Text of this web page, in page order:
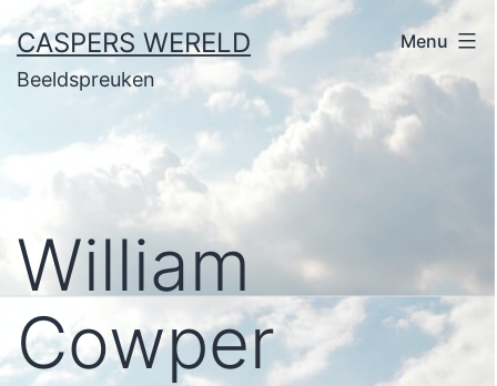
Ga
naar
de
CASPERS WERELD
Beeldspreuken
Menu
William
Cowper